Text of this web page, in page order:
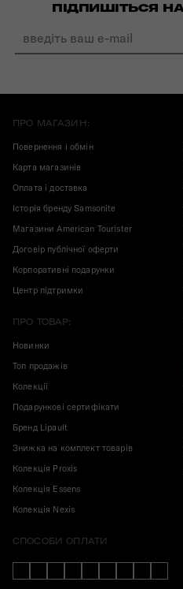
ПІДПИШІТЬСЯ
ПРО МАГАЗИН:
Повернення і обмін
Карта магазинів
Оплата і доставка
Історія бренду Samsonite
Магазини American Tourister
Договір публічної оферти
Корпоративні подарунки
Центр підтримки
ПРО ТОВАР:
Новинки
Топ продажів
Колекції
Подарункові сертифікати
Бренд Lipault
Знижка на комплект товарів
Колекція Proxis
Колекція Essens
Колекція Nexis
СПОСОБИ ОПЛАТИ